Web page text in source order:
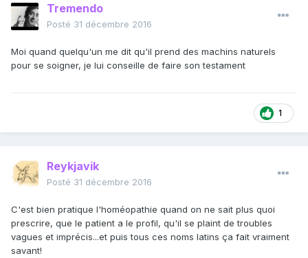
Tremendo
Posté 31 décembre 2016
Moi quand quelqu'un me dit qu'il prend des machins naturels
pour se soigner, je lui conseille de faire son testament
1
Reykjavik
Posté 31 décembre 2016
C'est bien pratique l'homéopathie quand on ne sait plus quoi
prescrire, que le patient a le profil, qu'il se plaint de troubles
vagues et imprécis...et puis tous ces noms latins ça fait vraiment
savant!